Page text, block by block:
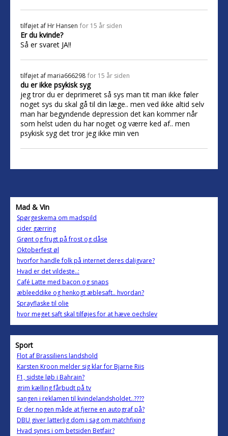
tilføjet af Hr Hansen for 15 år siden
Er du kvinde?
Så er svaret JA!!
tilføjet af maria666298 for 15 år siden
du er ikke psykisk syg
jeg tror du er deprimeret så sys man tit man ikke føler
noget sys du skal gå til din læge.. men ved ikke altid selv
man har begyndende depression det kan kommer når
som helst uden du har noget og værre ked af.. men
psykisk syg det tror jeg ikke min ven
Mad & Vin
Spørgeskema om madspild
cider gærring
Grønt og frugt på frost og dåse
Oktoberfest øl
hvorfor handle folk på internet deres daligvare?
Hvad er det vildeste..:
Café Latte med bacon og snaps
æbleeddike og henkogt æblesaft.. hvordan?
Sprayflaske til olie
hvor meget saft skal tilføjes for at hæve oechslev
Sport
Flot af Brassiliens landshold
Karsten Kroon melder sig klar for Bjarne Riis
F1, sidste løb i Bahrain?
grim kælling fårbudt på tv
sangen i reklamen til kvindelandsholdet..????
Er der nogen måde at fjerne en autograf på?
DBU giver latterlig dom i sag om matchfixing
Hvad synes i om betsiden Betfair?